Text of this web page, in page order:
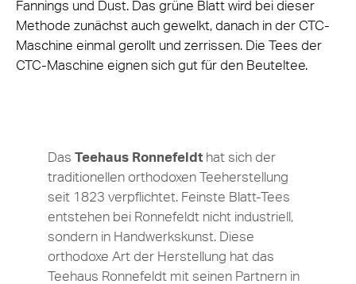
Fannings und Dust. Das grüne Blatt wird bei dieser
Methode zunächst auch gewelkt, danach in der CTC-
Maschine einmal gerollt und zerrissen. Die Tees der
CTC-Maschine eignen sich gut für den Beuteltee.
Das Teehaus Ronnefeldt hat sich der
traditionellen orthodoxen Teeherstellung
seit 1823 verpflichtet. Feinste Blatt-Tees
entstehen bei Ronnefeldt nicht industriell,
sondern in Handwerkskunst. Diese
orthodoxe Art der Herstellung hat das
Teehaus Ronnefeldt mit seinen Partnern in